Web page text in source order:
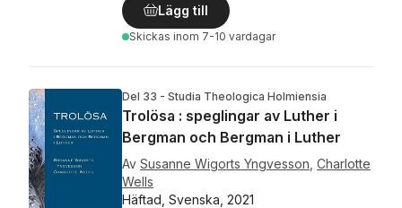
Lägg till
Skickas inom 7-10 vardagar
Del 33 - Studia Theologica Holmiensia
Trolösa : speglingar av Luther i
Bergman och Bergman i Luther
Av Susanne Wigorts Yngvesson Charlotte
Wells
Häftad, Svenska, 2021